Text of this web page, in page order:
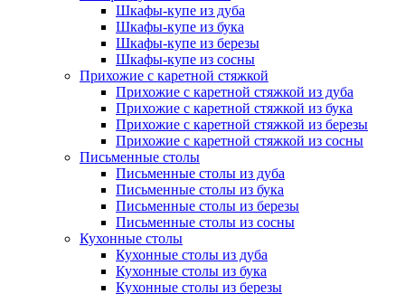
Шкафы-купе из дуба
Шкафы-купе из бука
Шкафы-купе из березы
Шкафы-купе из сосны
Прихожие с каретной стяжкой
Прихожие с каретной стяжкой из дуба
Прихожие с каретной стяжкой из бука
Прихожие с каретной стяжкой из березы
Прихожие с каретной стяжкой из сосны
Письменные столы
Письменные столы из дуба
Письменные столы из бука
Письменные столы из березы
Письменные столы из сосны
Кухонные столы
Кухонные столы из дуба
Кухонные столы из бука
Кухонные столы из березы